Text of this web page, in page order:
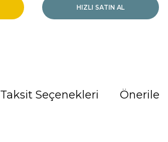
HIZLI SATIN AL
Taksit Seçenekleri